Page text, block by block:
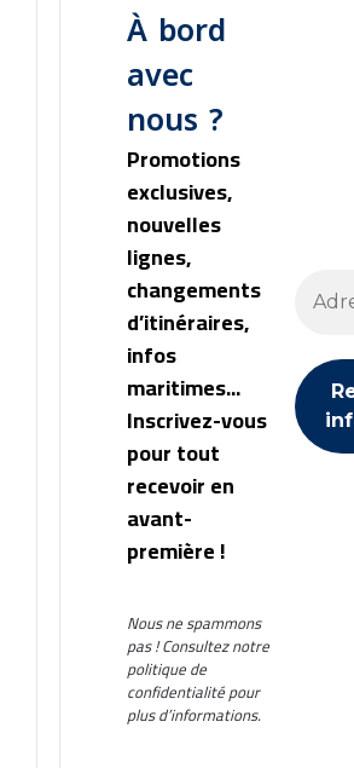
À bord
avec
nous ?
Promotions
exclusives,
nouvelles
lignes,
changements
d’itinéraires,
infos
maritimes...
Inscrivez-vous
pour tout
recevoir en
avant-
première !
Nous ne spammons
pas ! Consultez notre
politique de
confidentialitépour
plus d’informations.